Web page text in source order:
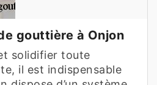
gouttière à Onjon
solidifier toute
il est indispensable